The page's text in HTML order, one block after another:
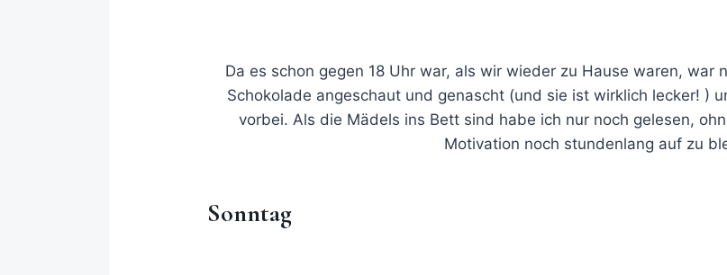
Da es schon gegen 18 Uhr war, als wir wieder zu Hause waren, war
Schokolade angeschaut und genascht (und sie ist wirklich lecker! )
vorbei. Als die Mädels ins Bett sind habe ich nur noch gelesen,
Motivation noch stundenlang auf zu
Sonntag